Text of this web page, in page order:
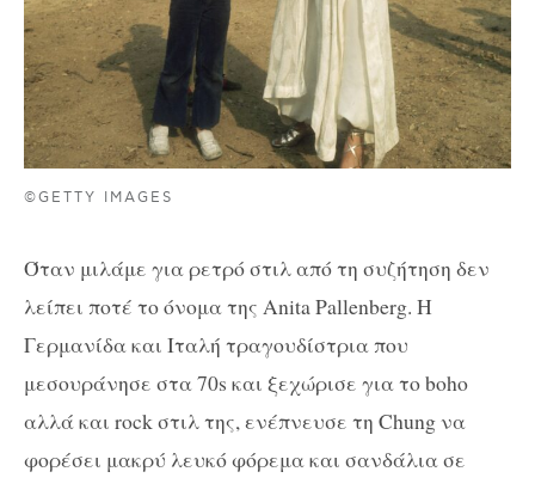
©GETTY IMAGES
Όταν μιλάμε για ρετρό στιλ από τη συζήτηση δεν
λείπει ποτέ το όνομα της Anita Pallenberg. Η
Γερμανίδα και Ιταλή τραγουδίστρια που
μεσουράνησε στα 70s και ξεχώρισε για το boho
αλλά και rock στιλ της, ενέπνευσε τη Chung να
φορέσει μακρύ λευκό φόρεμα και σανδάλια σε